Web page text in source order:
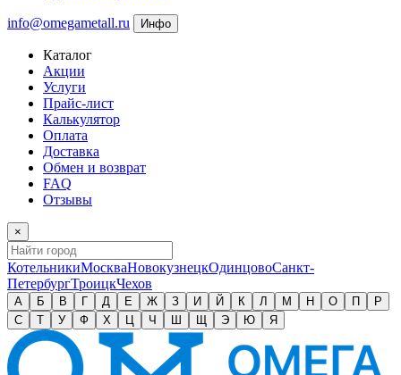
info@omegametall.ru Инфо
Каталог
Акции
Услуги
Прайс-лист
Калькулятор
Оплата
Доставка
Обмен и возврат
FAQ
Отзывы
×
КотельникиМоскваНовокузнецкОдинцовоСанкт-
ПетербургТроицкЧехов
А Б В Г Д Е Ж З И Й К Л М Н О П
Р
С
Т У Ф Х Ц Ч Ш Щ Э Ю Я